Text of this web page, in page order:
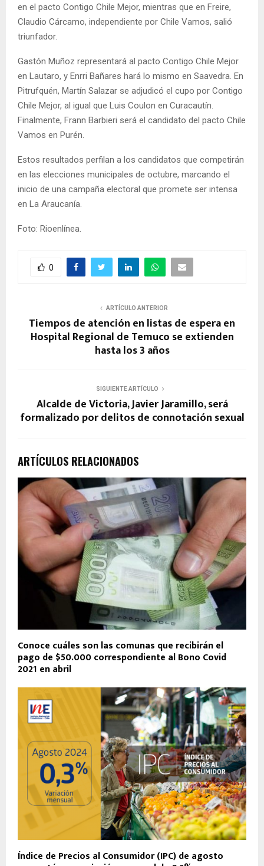
en el pacto Contigo Chile Mejor, mientras que en Freire,
Claudio Cárcamo, independiente por Chile Vamos, salió
triunfador.
Gastón Muñoz representará al pacto Contigo Chile Mejor
en Lautaro, y Enrri Bañares hará lo mismo en Saavedra. En
Pitrufquén, Martín Salazar se adjudicó el cupo por Contigo
Chile Mejor, al igual que Luis Coulon en Curacautín.
Finalmente, Frann Barbieri será el candidato del pacto Chile
Vamos en Purén.
Estos resultados perfilan a los candidatos que competirán
en las elecciones municipales de octubre, marcando el
inicio de una campaña electoral que promete ser intensa
en La Araucanía.
Foto: Rioenlínea.
0
ARTÍCULO ANTERIOR
Tiempos de atención en listas de espera en
Hospital Regional de Temuco se extienden
hasta los 3 años
SIGUIENTE ARTÍCULO
Alcalde de Victoria, Javier Jaramillo, será
formalizado por delitos de connotación sexual
ARTÍCULOS RELACIONADOS
Conoce cuáles son las comunas que recibirán el
pago de $50.000 correspondiente al Bono Covid
2021 en abril
Índice de Precios al Consumidor (IPC) de agosto